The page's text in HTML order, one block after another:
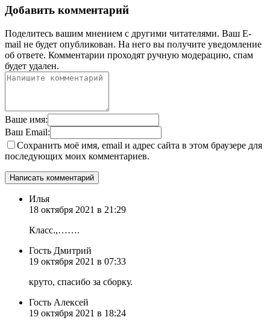
Добавить комментарий
Поделитесь вашим мнением с другими читателями. Ваш E-
mail не будет опубликован. На него вы получите уведомление
об ответе. Комментарии проходят ручную модерацию, спам
будет удален.
Ваше имя:
Ваш Email:
Сохранить моё имя, email и адрес сайта в этом браузере для
последующих моих комментариев.
Илья
18 октября 2021 в 21:29
Класс.,…….
Гость Дмитрий
19 октября 2021 в 07:33
круто, спасибо за сборку.
Гость Алексей
19 октября 2021 в 18:24